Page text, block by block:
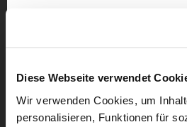
Diese Webseite verwendet
Wir verwenden Cookies, um
personalisieren, Funktionen für